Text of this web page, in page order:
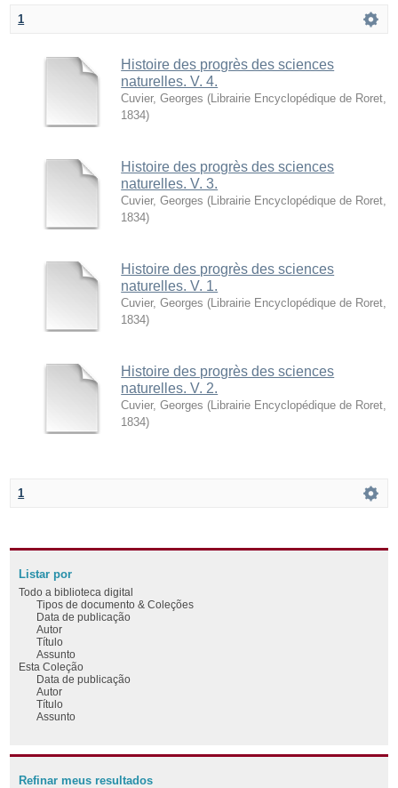
1
Histoire des progrès des sciences
naturelles. V. 4.
Cuvier, Georges ( Librairie Encyclopédique de Roret
1834)
Histoire des progrès des sciences
naturelles. V. 3.
Cuvier, Georges ( Librairie Encyclopédique de Roret
1834)
Histoire des progrès des sciences
naturelles. V. 1.
Cuvier, Georges ( Librairie Encyclopédique de Roret
1834)
Histoire des progrès des sciences
naturelles. V. 2.
Cuvier, Georges ( Librairie Encyclopédique de Roret
1834)
1
Listar por
Todo a biblioteca digital
Tipos de documento & Coleções
Data de publicação
Autor
Título
Assunto
Esta Coleção
Data de publicação
Autor
Título
Assunto
Refinar meus resultados